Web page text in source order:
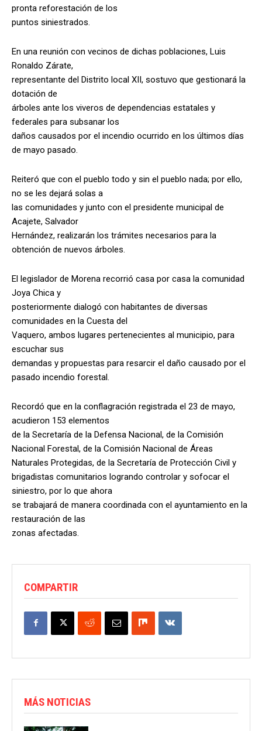
pronta reforestación de los
puntos siniestrados.
En una reunión con vecinos de dichas poblaciones, Luis
Ronaldo Zárate,
representante del Distrito local XII, sostuvo que gestionará la
dotación de
árboles ante los viveros de dependencias estatales y
federales para subsanar los
daños causados por el incendio ocurrido en los últimos días
de mayo pasado.
Reiteró que con el pueblo todo y sin el pueblo nada; por ello,
no se les dejará solas a
las comunidades y junto con el presidente municipal de
Acajete, Salvador
Hernández, realizarán los trámites necesarios para la
obtención de nuevos árboles.
El legislador de Morena recorrió casa por casa la comunidad
Joya Chica y
posteriormente dialogó con habitantes de diversas
comunidades en la Cuesta del
Vaquero, ambos lugares pertenecientes al municipio, para
escuchar sus
demandas y propuestas para resarcir el daño causado por el
pasado incendio forestal.
Recordó que en la conflagración registrada el 23 de mayo,
acudieron 153 elementos
de la Secretaría de la Defensa Nacional, de la Comisión
Nacional Forestal, de la Comisión Nacional de Áreas
Naturales Protegidas, de la Secretaría de Protección Civil y
brigadistas comunitarios logrando controlar y sofocar el
siniestro, por lo que ahora
se trabajará de manera coordinada con el ayuntamiento en la
restauración de las
zonas afectadas.
COMPARTIR
MÁS NOTICIAS